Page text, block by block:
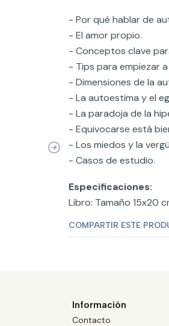
- Por qué hablar de
- El amor propio.
- Conceptos clave
- Tips para empiezar
- Dimensiones de la
- La autoestima y el
- La paradoja de la
- Equivocarse está
- Los miedos y la
- Casos de estudio.
Especificaciones:
Libro: Tamaño 15x20
COMPARTIR ESTE
Información
Contacto